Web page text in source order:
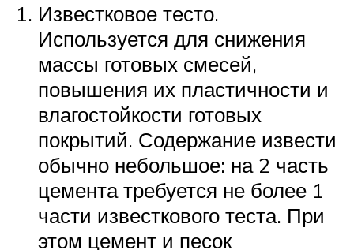
Известковое тесто.
Используется для снижения
массы готовых смесей,
повышения их пластичности и
влагостойкости готовых
покрытий. Содержание извести
обычно небольшое: на 2 часть
цемента требуется не более 1
части известкового теста. При
этом цемент и песок